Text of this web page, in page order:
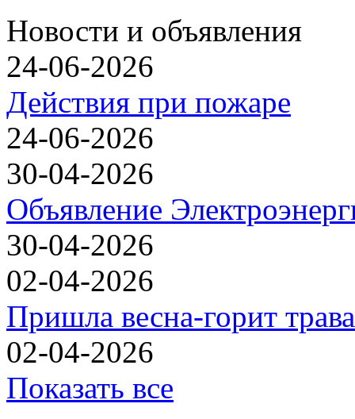
Новости и объявления
24-06-2026
Действия при пожаре
24-06-2026
30-04-2026
Объявление
30-04-2026
02-04-2026
Пришла весна-горит трава
02-04-2026
Показать все